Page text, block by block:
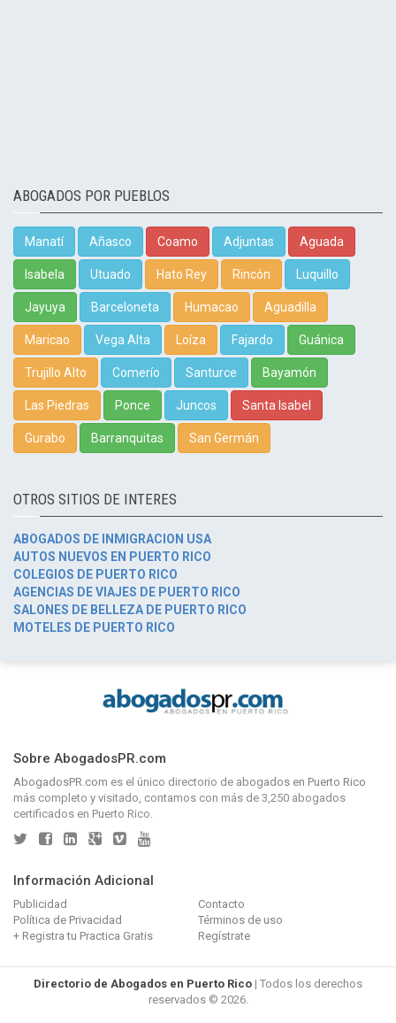
ABOGADOS POR PUEBLOS
Manatí Añasco Coamo Adjuntas Aguada
Isabela Utuado Hato Rey Rincón Luquillo
Jayuya Barceloneta Humacao Aguadilla
Maricao Vega Alta Loíza Fajardo Guánica
Trujillo Alto Comerío Santurce Bayamón
Las Piedras Ponce Juncos Santa Isabel
Gurabo Barranquitas San Germán
OTROS SITIOS DE INTERES
ABOGADOS DE INMIGRACION USA
AUTOS NUEVOS EN PUERTO RICO
COLEGIOS DE PUERTO RICO
AGENCIAS DE VIAJES DE PUERTO RICO
SALONES DE BELLEZA DE PUERTO RICO
MOTELES DE PUERTO RICO
Sobre AbogadosPR.com
AbogadosPR.com es el único directorio de abogados en Puerto Rico
más completo y visitado, contamos con más de 3,250 abogados
certificados en Puerto Rico.
Información Adicional
Publicidad
Contacto
Política de Privacidad
Términos de uso
+ Registra tu Practica Gratis
Regístrate
Directorio de Abogados en Puerto Rico | Todos los derechos
reservados © 2026.